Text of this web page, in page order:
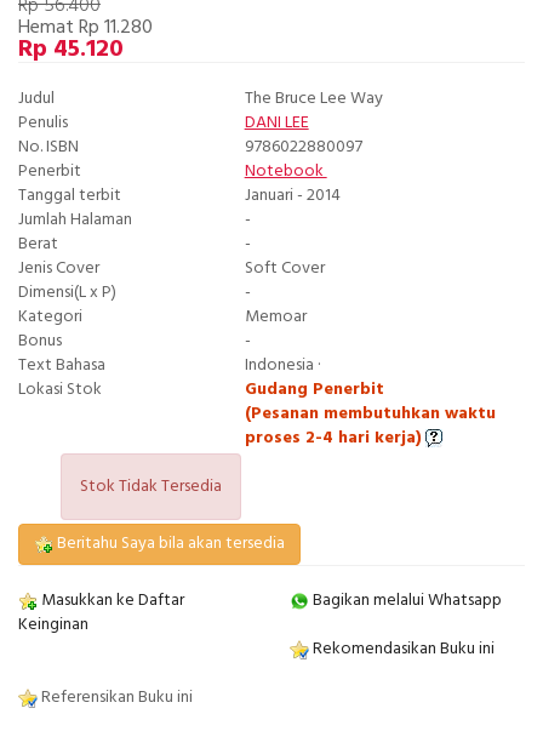
Hemat Rp 11.280
Rp 45.120
Judul
The Bruce Lee Way
Penulis
DANI LEE
No. ISBN
9786022880097
Penerbit
Notebook
Tanggal terbit
Januari - 2014
Jumlah Halaman
-
Berat
-
Jenis Cover
Soft Cover
Dimensi(L x P)
-
Kategori
Memoar
Bonus
-
Text Bahasa
Indonesia ·
Lokasi Stok
Gudang Penerbit
(Pesanan membutuhkan waktu
proses 2-4 hari kerja)
Stok Tidak Tersedia
Beritahu Saya bila akan tersedia
Masukkan ke Daftar
Keinginan
Bagikan melalui Whatsapp
Rekomendasikan Buku ini
Referensikan Buku ini